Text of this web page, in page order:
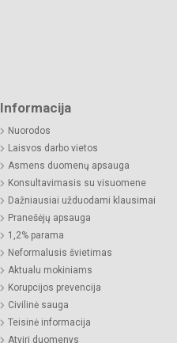
Informacija
Nuorodos
Laisvos darbo vietos
Asmens duomenų apsauga
Konsultavimasis su visuomene
Dažniausiai užduodami klausimai
Pranešėjų apsauga
1,2% parama
Neformalusis švietimas
Aktualu mokiniams
Korupcijos prevencija
Civilinė sauga
Teisinė informacija
Atviri duomenys